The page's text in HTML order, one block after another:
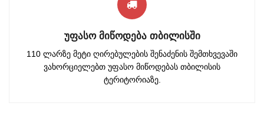
ᲣᲤᲐᲡᲝ ᲛᲘᲬᲝᲓᲔᲑᲐ ᲗᲑᲘᲚᲘᲡᲨᲘ
110 ლარზე მეტი ღირებულების შენაძენის შემთხვევაში
ვახორციელებთ უფასო მიწოდებას თბილისის
ტერიტორიაზე.